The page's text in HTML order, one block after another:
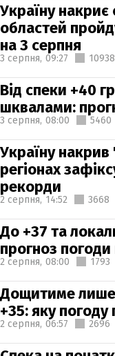
Україну накриє
областей
на 3 серпня
3 серпня, 09:27 10938
Від спеки +40
шквалами:
3 серпня, 08:00 5460
Україну
регіонах
рекорди
2 серпня, 14:52 3668
До +37 та
прогноз
2 серпня, 08:00 1793
Дощитиме лише
+35: яку
2 серпня, 06:57 2696